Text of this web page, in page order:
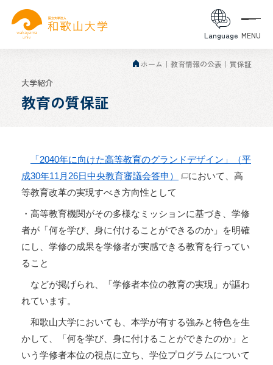
Language MENU
ホーム 教育情報の公表 質保証
大学紹介
教育の質保証
「2040年に向けた高等教育のグランドデザイン」（平
成30年11月26日中央教育審議会答申）
において、高
等教育改革の実現すべき方向性として
・高等教育機関がその多様なミッションに基づき、学修
者が「何を学び、身に付けることができるのか」を明確
にし、学修の成果を学修者が実感できる教育を行ってい
ること
などが掲げられ、「学修者本位の教育の実現」が謳わ
れています。
和歌山大学においても、本学が有する強みと特色を生
かして、「何を学び、身に付けることができたのか」と
いう学修者本位の視点に立ち、学位プログラムについて